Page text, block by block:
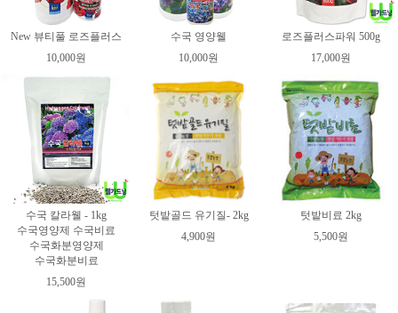
New 뷰티풀 로즈플러스
10,000원
수국 영양웰
10,000원
로즈플러스파워 500g
17,000원
수국 칼라웰 - 1kg
수국영양제 수국비료
수국화분영양제
수국화분비료
15,500원
텃밭골드 유기질- 2kg
4,900원
텃밭비료 2kg
5,500원